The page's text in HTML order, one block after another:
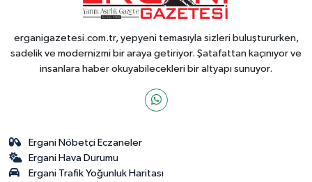
erganigazetesi.com.tr, yepyeni temasıyla sizleri buluştururken,
sadelik ve modernizmi bir araya getiriyor. Şatafattan kaçınıyor ve
insanlara haber okuyabilecekleri bir altyapı sunuyor.
Ergani Nöbetçi Eczaneler
Ergani Hava Durumu
Ergani Trafik Yoğunluk Haritası